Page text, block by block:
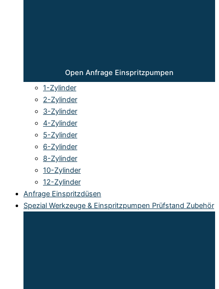
Open Anfrage Einspritzpumpen
1-Zylinder
2-Zylinder
3-Zylinder
4-Zylinder
5-Zylinder
6-Zylinder
8-Zylinder
10-Zylinder
12-Zylinder
Anfrage Einspritzdüsen
Spezial Werkzeuge & Einspritzpumpen Prüfstand Zubehör